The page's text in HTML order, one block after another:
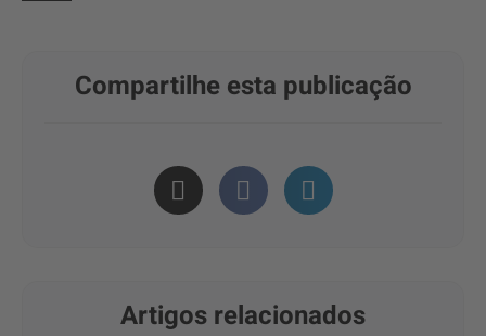
Compartilhe esta publicação
Artigos relacionados